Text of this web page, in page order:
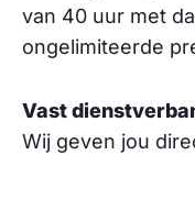
van 40 uur met
ongelimiteerde
Vast
Wij geven jou